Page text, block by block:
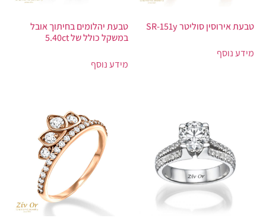
טבעת אירוסין סוליטר SR-151y
מידע נוסף
טבעת יהלומים בחיתוך אובל
במשקל כולל של 5.40ct
מידע נוסף